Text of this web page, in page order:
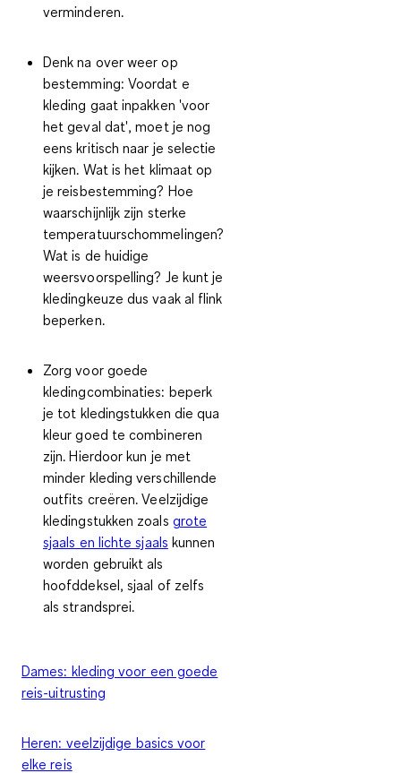
verminderen.
Denk na over weer op
bestemming: Voordat e
kleding gaat inpakken 'voor
het geval dat', moet je nog
eens kritisch naar je selectie
kijken. Wat is het klimaat op
je reisbestemming? Hoe
waarschijnlijk zijn sterke
temperatuurschommelingen?
Wat is de huidige
weersvoorspelling? Je kunt je
kledingkeuze dus vaak al flink
beperken.
Zorg voor goede
kledingcombinaties: beperk
je tot kledingstukken die qua
kleur goed te combineren
zijn. Hierdoor kun je met
minder kleding verschillende
outfits creëren. Veelzijdige
kledingstukken zoals grote
sjaals en lichte sjaals kunnen
worden gebruikt als
hoofddeksel, sjaal of zelfs
als strandsprei.
Dames: kleding voor een goede
reis-uitrusting
Heren: veelzijdige basics voor
elke reis